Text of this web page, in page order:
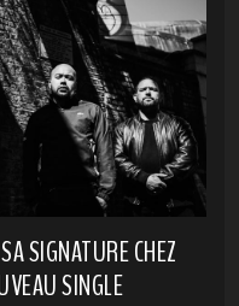
SIGNATURE CHEZ
SINGLE